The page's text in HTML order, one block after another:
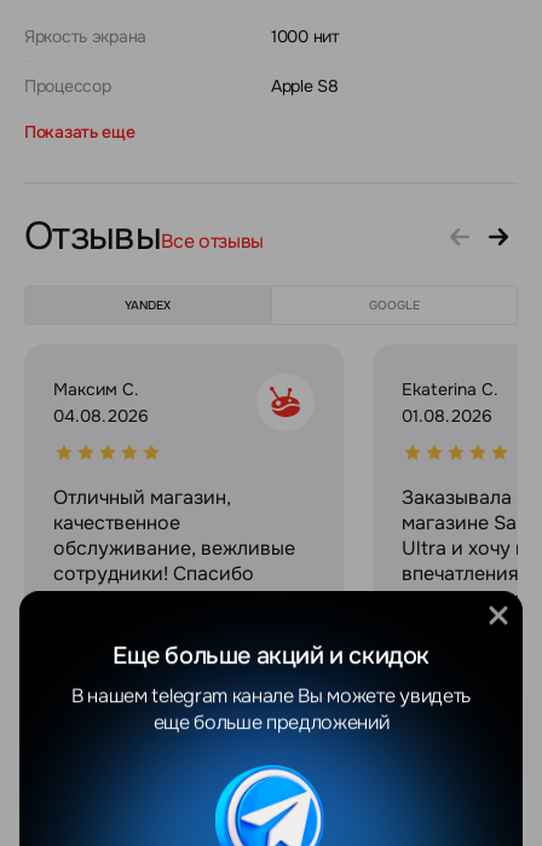
Яркость экрана 1000 нит
Процессор Apple S8
Показать еще
ОтзывыВсе отзывы
YANDEX GOOGLE
Максим С.
04.08.2026
Отличный магазин,
качественное
обслуживание, вежливые
сотрудники! Спасибо
огромное за сервис и
процесса покупки!
Ekaterina C.
01.08.2026
Заказывала в
магазине
Ultra и хочу
прошла
комфортно,
работают
Выдали
гарантию и
Еще больше акций и скидок
В нашем telegram канале Вы можете увидеть
еще больше предложений